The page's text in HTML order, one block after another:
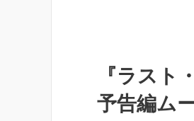
『ラスト
予告編ム